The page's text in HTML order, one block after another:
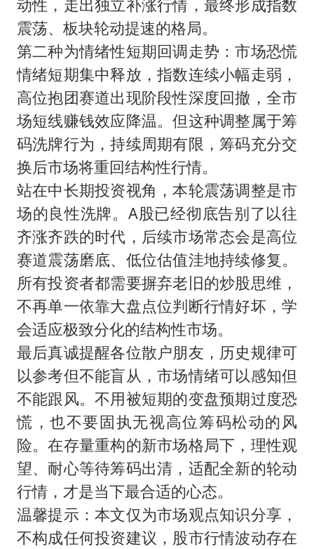
动性，走出独立补涨行情，最终形成指数
震荡、板块轮动提速的格局。
第二种为情绪性短期回调走势：市场恐慌
情绪短期集中释放，指数连续小幅走弱，
高位抱团赛道出现阶段性深度回撤，全市
场短线赚钱效应降温。但这种调整属于筹
码洗牌行为，持续周期有限，筹码充分交
换后市场将重回结构性行情。
站在中长期投资视角，本轮震荡调整是市
场的良性洗牌。A股已经彻底告别了以往
齐涨齐跌的时代，后续市场常态会是高位
赛道震荡磨底、低位估值洼地持续修复。
所有投资者都需要摒弃老旧的炒股思维，
不再单一依靠大盘点位判断行情好坏，学
会适应极致分化的结构性市场。
最后真诚提醒各位散户朋友，历史规律可
以参考但不能盲从，市场情绪可以感知但
不能跟风。不用被短期的变盘预期过度恐
慌，也不要固执无视高位筹码松动的风
险。在存量重构的新市场格局下，理性观
望、耐心等待筹码出清，适配全新的轮动
行情，才是当下最合适的心态。
温馨提示：本文仅为市场观点知识分享，
不构成任何投资建议，股市行情波动存在